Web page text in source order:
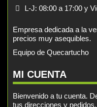
L-J: 08:00 a 17:00 y
Empresa dedicada a la
precios muy asequibles.
Equipo de Quecartucho
MI CUENTA
Bienvenido a tu cuenta.
tus direcciones y pedidos.